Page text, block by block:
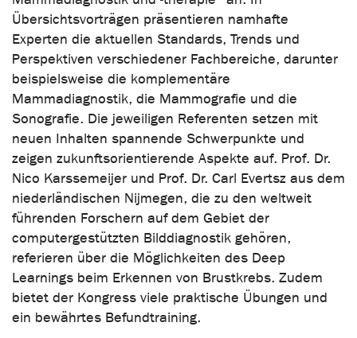
Übersichtsvorträgen präsentieren namhafte
Experten die aktuellen Standards, Trends und
Perspektiven verschiedener Fachbereiche, darunter
beispielsweise die komplementäre
Mammadiagnostik, die Mammografie und die
Sonografie. Die jeweiligen Referenten setzen mit
neuen Inhalten spannende Schwerpunkte und
zeigen zukunftsorientierende Aspekte auf. Prof. Dr.
Nico Karssemeijer und Prof. Dr. Carl Evertsz aus dem
niederländischen Nijmegen, die zu den weltweit
führenden Forschern auf dem Gebiet der
computergestützten Bilddiagnostik gehören,
referieren über die Möglichkeiten des Deep
Learnings beim Erkennen von Brustkrebs. Zudem
bietet der Kongress viele praktische Übungen und
ein bewährtes Befundtraining.